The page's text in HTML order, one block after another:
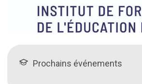
Prochains événements